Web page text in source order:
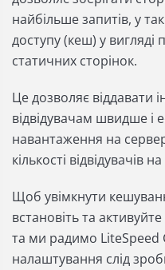
найбільше запитів, у
доступу (кеш) у
статичних сторінок.
Це дозволяє віддавати
відвідувачам швидше і
навантаження на
кількості відвідувачів
Щоб увімкнути
встановіть та
та ми радимо LiteSpeed
налаштування слід